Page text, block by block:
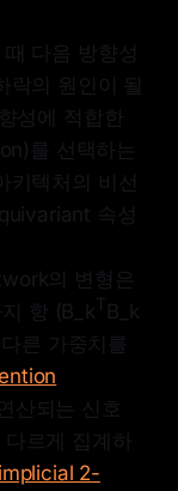
다음 방향성
락의 원인이 될
성에 적합한
를 선택하는
키텍처의 비선
속성
의 변형은
항 (B_k T B_k
른 가중치를
산되는 신호
르게 집계하
2-